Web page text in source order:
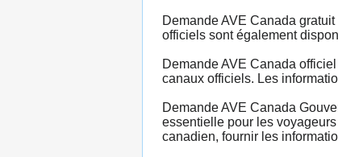
Demande AVE Canada
officiels sont également
Demande AVE Canada
canaux officiels. Les
Demande AVE Canada
essentielle pour les
canadien, fournir les